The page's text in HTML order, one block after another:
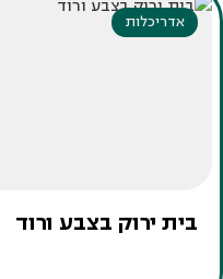
אדריכלות
בית ירוק בצבע ורוד